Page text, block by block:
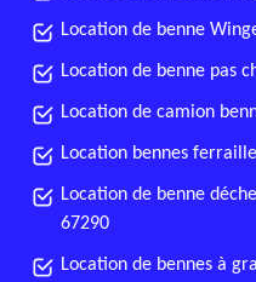
Location de benne
Location de benne pas
Location de camion
Location bennes
Location de benne
67290
Location de bennes à